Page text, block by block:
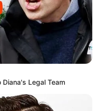
Diana's Legal Team